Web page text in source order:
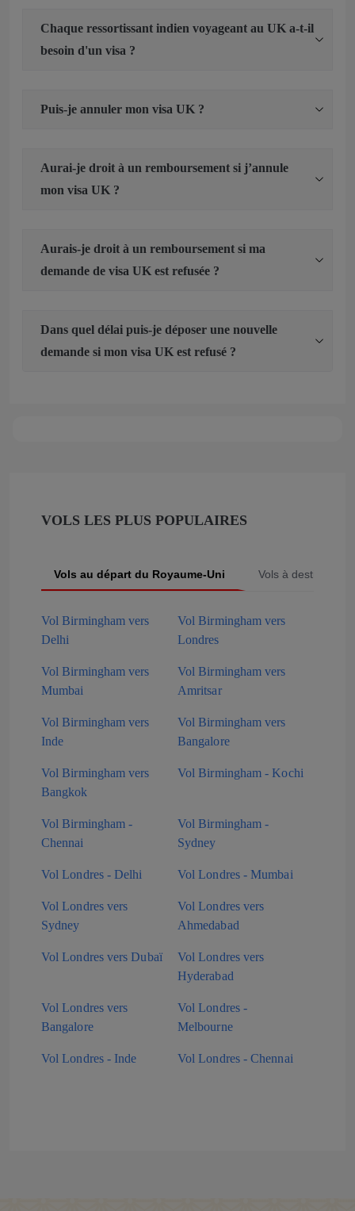
Chaque ressortissant indien voyageant au UK a-t-il
besoin d'un visa ?
Puis-je annuler mon visa UK ?
Aurai-je droit à un remboursement si j’annule
mon visa UK ?
Aurais-je droit à un remboursement si ma
demande de visa UK est refusée ?
Dans quel délai puis-je déposer une nouvelle
demande si mon visa UK est refusé ?
VOLS LES PLUS POPULAIRES
Vols au départ du Royaume‑Uni Vols à destination
Vol Birmingham vers
Delhi
Vol Birmingham vers
Londres
Vol Birmingham vers
Mumbai
Vol Birmingham vers
Amritsar
Vol Birmingham vers
Inde
Vol Birmingham vers
Bangalore
Vol Birmingham vers
Bangkok
Vol Birmingham - Kochi
Vol Birmingham -
Chennai
Vol Birmingham -
Sydney
Vol Londres - Delhi Vol Londres - Mumbai
Vol Londres vers
Sydney
Vol Londres vers
Ahmedabad
Vol Londres vers Dubaï
Vol Londres vers
Hyderabad
Vol Londres vers
Bangalore
Vol Londres -
Melbourne
Vol Londres - Inde Vol Londres - Chennai